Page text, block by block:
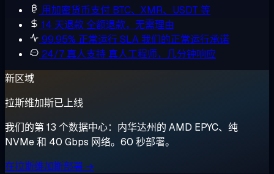
用加密货币支付 BTC、XMR、USDT 等
14 天退款全额退款，无需理由
99.95% 正常运行 SLA我们的正常运行承诺
24/7 真人支持 真人工程师，几分钟响应
新区域
拉斯维加斯已上线
我们的第 13 个数据中心：内华达州的 AMD EPYC、纯
NVMe 和 40 Gbps 网络。60 秒部署。
在拉斯维加斯部署 →